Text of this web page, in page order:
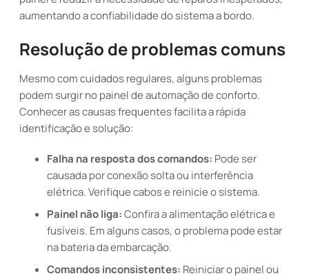
aumentando a confiabilidade do sistema a bordo.
Resolução de problemas comuns
Mesmo com cuidados regulares, alguns problemas
podem surgir no painel de automação de conforto.
Conhecer as causas frequentes facilita a rápida
identificação e solução:
Falha na resposta dos comandos: Pode ser
causada por conexão solta ou interferência
elétrica. Verifique cabos e reinicie o sistema.
Painel não liga:Confira a alimentação elétrica e
fusíveis. Em alguns casos, o problema pode estar
na bateria da embarcação.
Comandos inconsistentes: Reiniciar o painel ou